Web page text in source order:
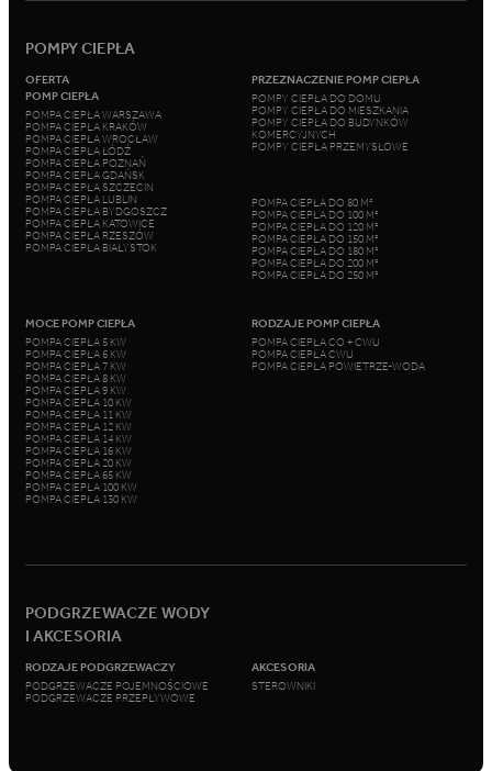
POMPY CIEPŁA
OFERTA
POMP CIEPŁA
POMPA CIEPŁA WARSZAWA
POMPA CIEPŁA KRAKÓW
POMPA CIEPŁA WROCŁAW
POMPA CIEPŁA ŁÓDŹ
POMPA CIEPŁA POZNAŃ
POMPA CIEPŁA GDAŃSK
POMPA CIEPŁA SZCZECIN
POMPA CIEPŁA LUBLIN
POMPA CIEPŁA BYDGOSZCZ
POMPA CIEPŁA KATOWICE
POMPA CIEPŁA RZESZÓW
POMPA CIEPŁA BIAŁYSTOK
PRZEZNACZENIE POMP CIEPŁA
POMPY CIEPŁA DO DOMU
POMPY CIEPŁA DO MIESZKANIA
POMPY CIEPŁA DO BUDYNKÓW
KOMERCYJNYCH
POMPY CIEPŁA PRZEMYSŁOWE
POMPA CIEPŁA DO 80 M²
POMPA CIEPŁA DO 100 M²
POMPA CIEPŁA DO 120 M²
POMPA CIEPŁA DO 150 M²
POMPA CIEPŁA DO 180 M²
POMPA CIEPŁA DO 200 M²
POMPA CIEPŁA DO 250 M²
MOCE POMP CIEPŁA
POMPA CIEPŁA 5 KW
POMPA CIEPŁA 6 KW
POMPA CIEPŁA 7 KW
POMPA CIEPŁA 8 KW
POMPA CIEPŁA 9 KW
POMPA CIEPŁA 10 KW
POMPA CIEPŁA 11 KW
POMPA CIEPŁA 12 KW
POMPA CIEPŁA 14 KW
POMPA CIEPŁA 16 KW
POMPA CIEPŁA 20 KW
POMPA CIEPŁA 65 KW
POMPA CIEPŁA 100 KW
POMPA CIEPŁA 130 KW
RODZAJE POMP CIEPŁA
POMPA CIEPŁA CO + CWU
POMPA CIEPŁA CWU
POMPA CIEPŁA POWIETRZE-WODA
PODGRZEWACZE WODY
I AKCESORIA
RODZAJE PODGRZEWACZY
PODGRZEWACZE POJEMNOŚCIOWE
PODGRZEWACZE PRZEPŁYWOWE
AKCESORIA
STEROWNIKI